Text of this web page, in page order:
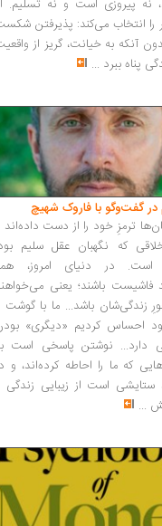
نه پیروزی است و نه تسلیم.
را انتخاب می‌کند: پذیرفتن
آنکه به خیانت، گریز از
پناه ببرد ...
در گفت‌وگو با فاروک شهیچ‭
ترمزِ خود را از دست داده‌اند
که نگهبان عقل سلیم
است. در دنیای امروز،
فاشیست باشند؛ یعنی
زندگی‌شان باشد... ما با گوشت
احساس کردیم «دیگری»
دارد... نوشتن پاسخی است
که ما را احاطه کرده‌اند، و
ستایشی است از زیبایی زندگی
...